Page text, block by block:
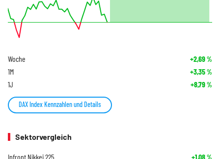
Woche +2,69%
1M +3,35%
1J +8,79%
DAX Index Kennzahlen und Details
Sektorvergleich
Infront Nikkei 225 +1,08%